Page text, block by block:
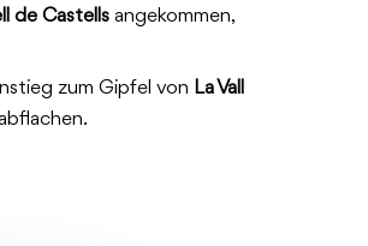
de Castells angekommen,
zum Gipfel von La Vall